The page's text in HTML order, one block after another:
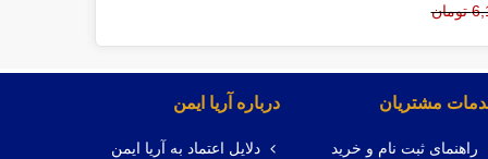
مشتریان
راهنمای ثبت نام و خرید
درباره آریا ایمن
دلایل اعتماد به آریا ایمن